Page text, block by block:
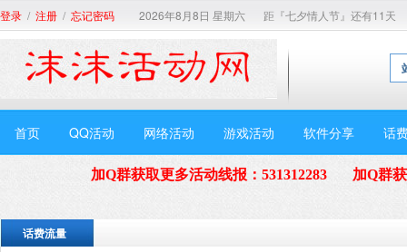
登录 / 注册 / 忘记密码 2026年8月8日 星期六 距『七夕情人节』还有11天
首页 QQ活动 网络活动 游戏活动 软件分享 话
加Q群获取更多活动线报 ： 531312283 加Q群
话费流量